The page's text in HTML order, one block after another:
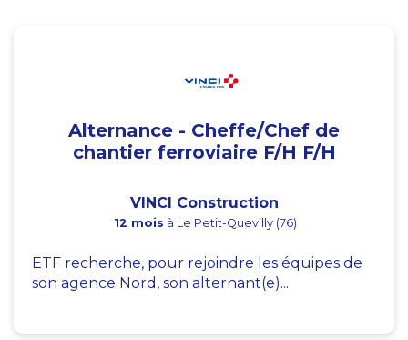
Alternance - Cheffe/Chef de
chantier ferroviaire F/H F/H
VINCI Construction
12 mois à Le Petit-Quevilly (76)
ETF recherche, pour rejoindre les équipes de
son agence Nord, son alternant(e)...